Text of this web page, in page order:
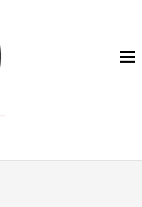
KATARSIS DEL TOMATAZO
EN #EXVITA
[BITÁCORA 3.0] EN EXVITA
EN EXVITA [RELATIVA
A SERRAT